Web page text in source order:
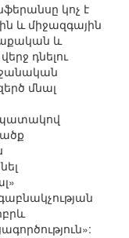
կոչ է
և միջազգային
և
դնելու
մնալ